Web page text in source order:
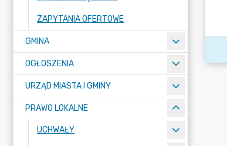
ZAPYTANIA OFERTOWE
GMINA
OGŁOSZENIA
URZĄD MIASTA I GMINY
PRAWO LOKALNE
UCHWAŁY